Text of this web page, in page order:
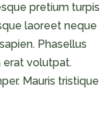
pretium turpis
laoreet neque
Phasellus
erat volutpat.
Mauris tristique